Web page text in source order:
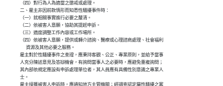
（四）對行為人為適當之懲戒或處理。
二、雇主非因前款情形而知悉性騷擾事件時：
（一）就相關事實進行必要之釐清。
（二）依被害人意願，協助其提起申訴。
（三）適度調整工作內容或工作場所。
（四）依被害人意願，提供或轉介諮詢、醫療或心理諮商處理、社會福利
      資源及其他必要之服務。
雇主對於性騷擾事件之查證，應秉持客觀、公正、專業原則，並給予當事
人充分陳述意見及答辯機會，有詢問當事人之必要時，應避免重複詢問；
其內部依規定應設有申訴處理單位者，其人員應有具備性別意識之專業人
士。
雇主接獲被害人申訴時，應通知地方主管機關；經調查認定屬性騷擾之案